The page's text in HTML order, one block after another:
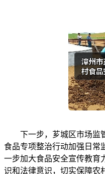
下一步，芗城区市场监
食品专项整治行动加强日常
一步加大食品安全宣传教育
识和法律意识，切实保障农